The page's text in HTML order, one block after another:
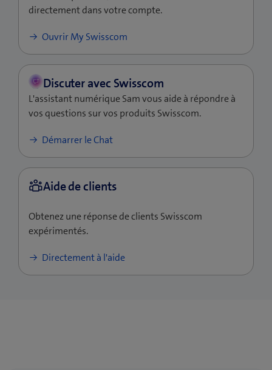
e
t
r
e
directement dans votre compte.
Ouvrir My Swisscom
nouvelle
fenêtre)
L'assistant numérique Sam vous aide à répondre à
vos questions sur vos produits Swisscom.
Démarrer le Chat
Obtenez une réponse de clients Swisscom
expérimentés.
Directement à l'aide